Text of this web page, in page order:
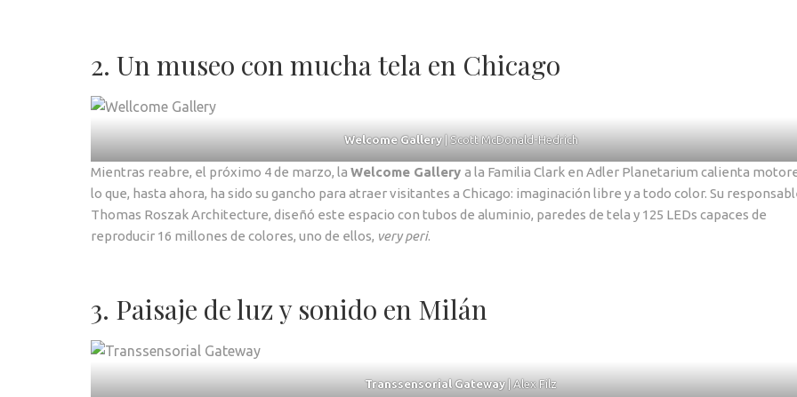
2. Un museo con mucha tela en Chicago
Welcome Gallery| Scott McDonald-Hedrich
Mientras reabre, el próximo 4 de marzo, la Welcome Gallery a la Familia Clark en Adler Planetarium calienta
lo que, hasta ahora, ha sido su gancho para atraer visitantes a Chicago: imaginación libre y a todo color. Su
Thomas Roszak Architecture, diseñó este espacio con tubos de aluminio, paredes de tela y 125 LEDs capaces de
reproducir 16 millones de colores, uno de ellos, very peri.
3. Paisaje de luz y sonido en Milán
Transsensorial Gateway| Alex Filz